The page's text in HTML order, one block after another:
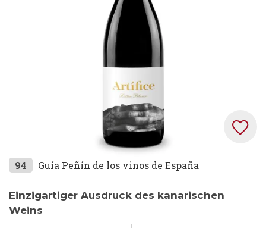
Zum
der
Bildgalerie
springen
94 Guía Peñín de los vinos de España
Einzigartiger Ausdruck des kanarischen
Weins